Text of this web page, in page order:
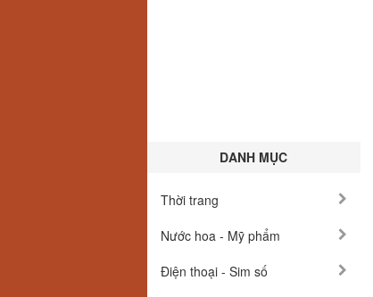
DANH MỤC
Thời trang
Nước hoa - Mỹ phẩm
Điện thoại - Sim số